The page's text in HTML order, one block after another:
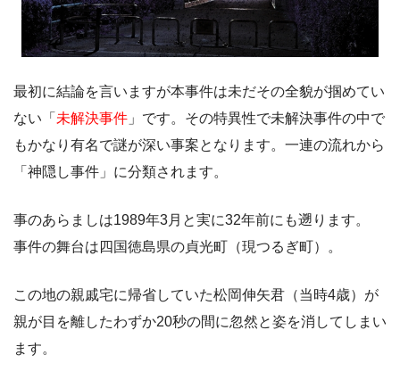
最初に結論を言いますが本事件は未だその全貌が掴めてい
ない「 未解決事件 」です。その特異性で未解決事件の中で
もかなり有名で謎が深い事案となります。一連の流れから
「神隠し事件」に分類されます。
事のあらましは1989年3月と実に32年前にも遡ります。
事件の舞台は四国徳島県の貞光町（現つるぎ町）。
この地の親戚宅に帰省していた松岡伸矢君（当時4歳）が
親が目を離したわずか20秒の間に忽然と姿を消してしまい
ます。